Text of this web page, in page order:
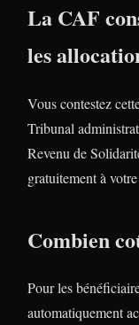
La CAF
les
Vous contestez
Tribunal
Revenu de
gratuitement à
Combien
Pour les
automatiquement